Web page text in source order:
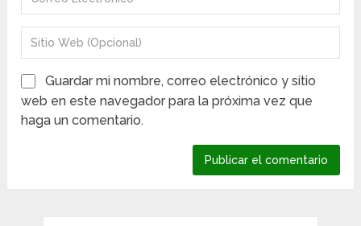
Guardar mi nombre, correo electrónico y sitio
web en este navegador para la próxima vez que
haga un comentario.